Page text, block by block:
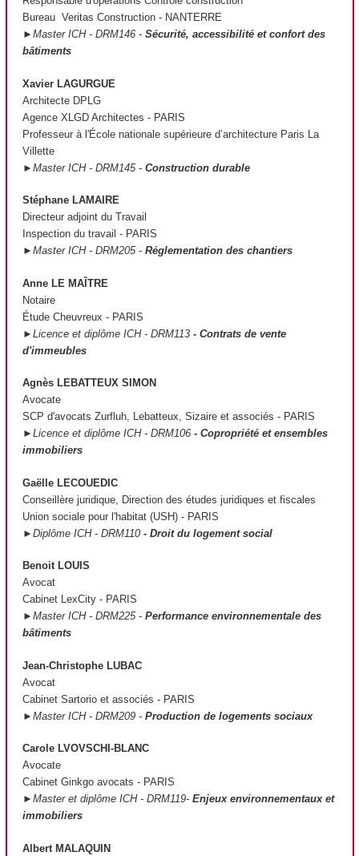
Bureau Veritas Construction - NANTERRE
►Master ICH - DRM146 - Sécurité, accessibilité et confort des
bâtiments
Xavier LAGURGUE
Architecte DPLG
Agence XLGD Architectes - PARIS
Professeur à l'École nationale supérieure d’architecture Paris La
Villette
►Master ICH - DRM145 - Construction durable
Stéphane LAMAIRE
Directeur adjoint du Travail
Inspection du travail - PARIS
►Master ICH - DRM205 - Réglementation des chantiers
Anne LE MAÎTRE
Notaire
Étude Cheuvreux - PARIS
►Licence et diplôme ICH - DRM113 - Contrats de vente
d'immeubles
Agnès LEBATTEUX SIMON
Avocate
SCP d'avocats Zurfluh, Lebatteux, Sizaire et associés - PARIS
►Licence et diplôme ICH - DRM106 - Copropriété et ensembles
immobiliers
Gaëlle LECOUEDIC
Conseillère juridique, Direction des études juridiques et fiscales
Union sociale pour l'habitat (USH) - PARIS
►Diplôme ICH - DRM110 - Droit du logement social
Benoit LOUIS
Avocat
Cabinet LexCity - PARIS
►Master ICH - DRM225 - Performance environnementale des
bâtiments
Jean-Christophe LUBAC
Avocat
Cabinet Sartorio et associés - PARIS
►Master ICH - DRM209 - Production de logements sociaux
Carole LVOVSCHI-BLANC
Avocate
Cabinet Ginkgo avocats - PARIS
►Master et diplôme ICH - DRM119- Enjeux environnementaux et
immobiliers
Albert MALAQUIN